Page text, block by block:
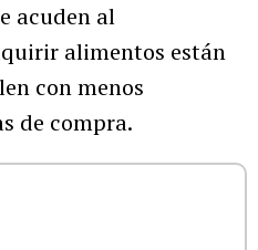
acuden al
alimentos están
con menos
de compra.